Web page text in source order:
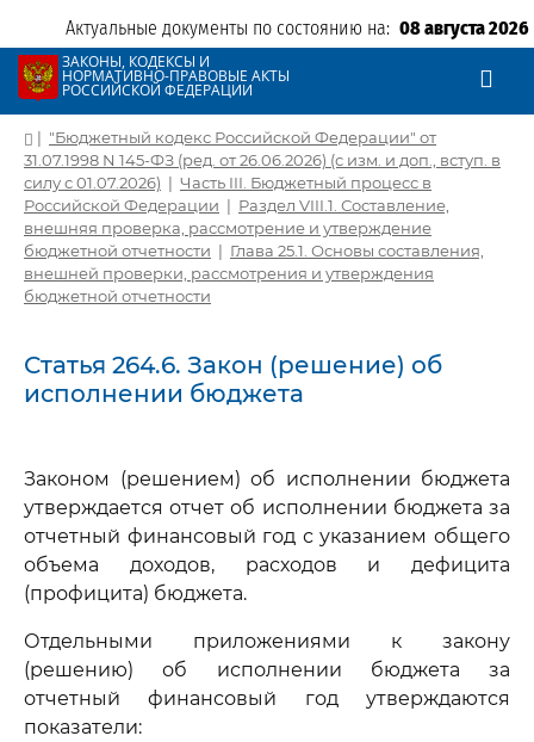
Актуальные документы по состоянию на: 08 августа 2026
ЗАКОНЫ, КОДЕКСЫ И
НОРМАТИВНО-ПРАВОВЫЕ АКТЫ
РОССИЙСКОЙ ФЕДЕРАЦИИ
| "Бюджетный кодекс Российской Федерации" от
31.07.1998 N 145-ФЗ (ред. от 26.06.2026) (с изм. и доп., вступ. в
силу с 01.07.2026) | Часть III. Бюджетный процесс в
Российской Федерации | Раздел VIII.1. Составление,
внешняя проверка, рассмотрение и утверждение
бюджетной отчетности | Глава 25.1. Основы составления,
внешней проверки, рассмотрения и утверждения
бюджетной отчетности
Статья 264.6. Закон (решение) об
исполнении бюджета
Законом (решением) об исполнении бюджета
утверждается отчет об исполнении бюджета за
отчетный финансовый год с указанием общего
объема доходов, расходов и дефицита
(профицита) бюджета.
Отдельными приложениями к закону
(решению) об исполнении бюджета за
отчетный финансовый год утверждаются
показатели: